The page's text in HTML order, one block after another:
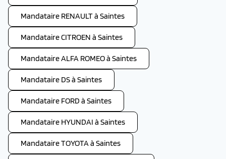
Mandataire RENAULT à Saintes
Mandataire CITROEN à Saintes
Mandataire ALFA ROMEO à Saintes
Mandataire DS à Saintes
Mandataire FORD à Saintes
Mandataire HYUNDAI à Saintes
Mandataire TOYOTA à Saintes